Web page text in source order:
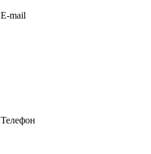
E-mail
Телефон